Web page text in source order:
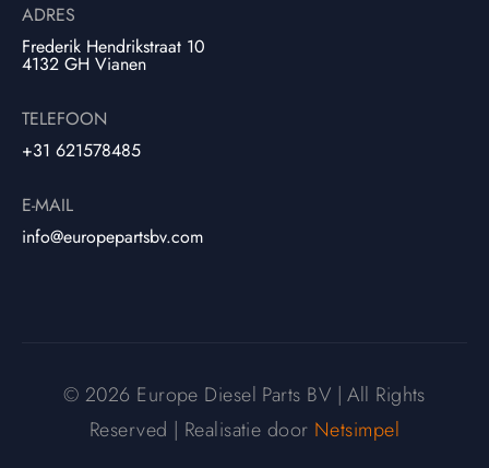
ADRES
Frederik Hendrikstraat 10
4132 GH Vianen
TELEFOON
+31 621578485
E-MAIL
info@europepartsbv.com
© 2026 Europe Diesel Parts BV | All Rights
Reserved | Realisatie door Netsimpel